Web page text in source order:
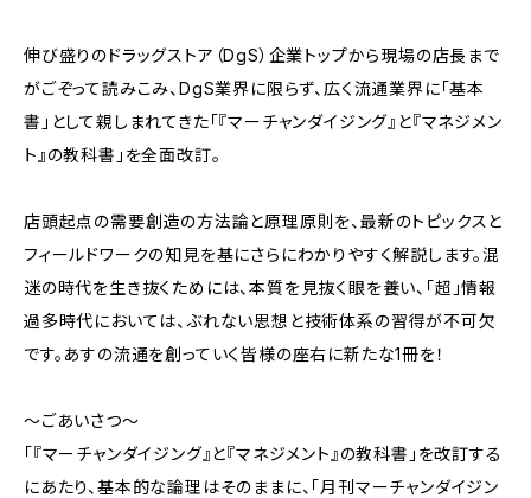
伸び盛りのドラッグストア（DgS）企業トップから現場の店長まで
がごぞって読みこみ、DgS業界に限らず、広く流通業界に「基本
書」として親しまれてきた「『マーチャンダイジング』と『マネジメン
ト』の教科書」を全面改訂。
店頭起点の需要創造の方法論と原理原則を、最新のトピックスと
フィールドワークの知見を基にさらにわかりやすく解説します。混
迷の時代を生き抜くためには、本質を見抜く眼を養い、「超」情報
過多時代においては、ぶれない思想と技術体系の習得が不可欠
です。あすの流通を創っていく皆様の座右に新たな1冊を！
〜ごあいさつ〜
「『マーチャンダイジング』と『マネジメント』の教科書」を改訂する
にあたり、基本的な論理はそのままに、「月刊マーチャンダイジン